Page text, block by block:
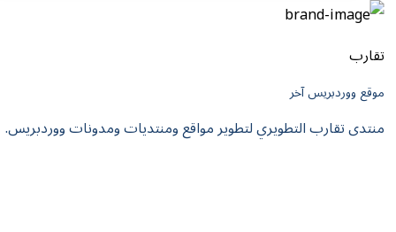
تقارب
موقع ووردبريس آخر
منتدى تقارب التطويري لتطوير مواقع ومنتديات ومدونات ووردبريس.